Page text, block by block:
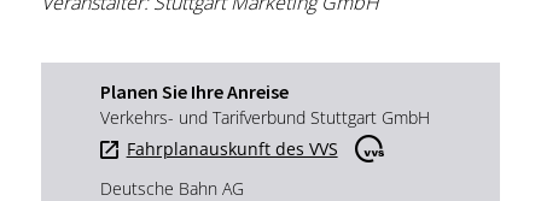
Planen Sie Ihre Anreise
Verkehrs- und Tarifverbund Stuttgart GmbH
Fahrplanauskunft des VVS
Deutsche Bahn AG